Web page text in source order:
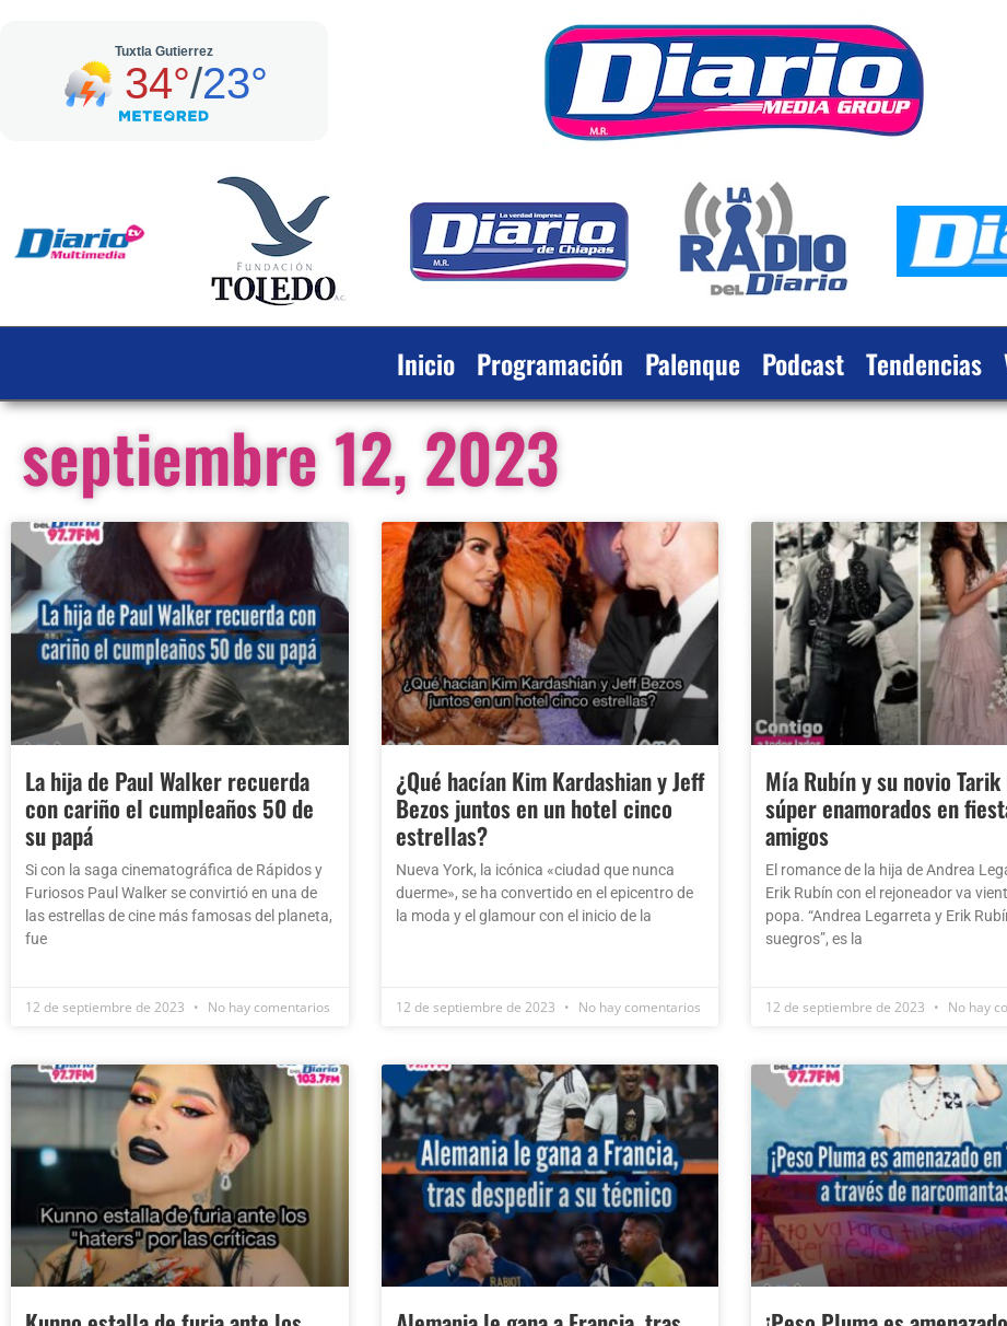
Inicio Programación Palenque Podcast Tendencias
septiembre 12, 2023
La hija de Paul Walker recuerda
con cariño el cumpleaños 50 de
su papá
Si con la saga cinematográfica de Rápidos y
Furiosos Paul Walker se convirtió en una de
las estrellas de cine más famosas del planeta,
fue
12 de septiembre de 2023 No hay comentarios
¿Qué hacían Kim Kardashian y Jeff
Bezos juntos en un hotel cinco
estrellas?
Nueva York, la icónica «ciudad que nunca
duerme», se ha convertido en el epicentro de
la moda y el glamour con el inicio de la
12 de septiembre de 2023 No hay comentarios
Mía Rubín y su novio Tarik
súper enamorados en
amigos
El romance de la hija de Andrea
Erik Rubín con el rejoneador va
popa. “Andrea Legarreta y Erik
suegros”, es la
12 de septiembre de 2023 No hay